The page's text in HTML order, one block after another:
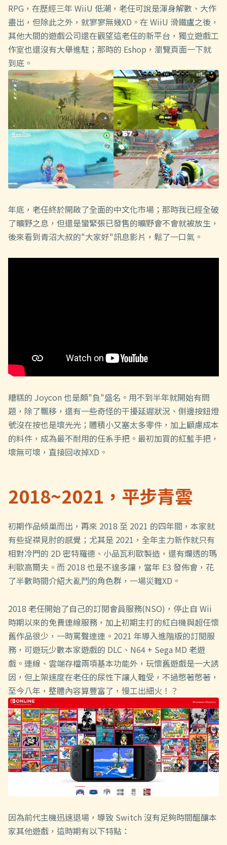
RPG，在歷經三年 WiiU 低潮，老任可說是渾身解數、大作
盡出，但除此之外，就寥寥無幾XD。在 WiiU 滑鐵盧之後，
其他大間的遊戲公司還在觀望這老任的新平台，獨立遊戲工
作室也還沒有大舉進駐；那時的 Eshop，瀏覽頁面一下就
到底。
年底，老任終於開啟了全面的中文化市場；那時我已經全破
了曠野之息，但還是蠻緊張已發售的曠野會不會就被放生，
後來看到青沼大叔的"大家好"訊息影片，鬆了一口氣。
糟糕的 Joycon 也是頗"負"盛名。用不到半年就開始有問
題，除了飄移，還有一些奇怪的干擾延遲狀況、側邊按鈕燈
號沒在按也是壞光光；體積小又塞太多零件，加上顧慮成本
的料件，成為最不耐用的任系手把。最初加買的紅藍手把，
壞無可壞，直接回收掉XD。
2018~2021，平步青雲
初期作品傾巢而出，再來 2018 至 2021 的四年間，本家就
有些捉襟見肘的感覺；尤其是 2021，全年主力新作就只有
相對冷門的 2D 密特羅德、小品瓦利歐製造，還有爛透的瑪
利歐高爾夫。而 2018 也是不遑多讓，當年 E3 發佈會，花
了半數時間介紹大亂鬥的角色群，一場災難XD。
2018 老任開始了自己的訂閱會員服務(NSO)，停止自 Wii
時期以來的免費連線服務，加上初期主打的紅白機與超任懷
舊作品很少，一時罵聲連連。2021 年導入進階版的訂閱服
務，可遊玩少數本家遊戲的 DLC、N64 + Sega MD 老遊
戲。連線、雲端存檔兩項基本功能外，玩懷舊遊戲是一大誘
因，但上架速度在老任的尿性下讓人難受，不過憋著憋著，
至今八年，整體內容算豐富了，慢工出細火！？
因為前代主機迅速退場，導致 Switch 沒有足夠時間醞釀本
家其他遊戲，這時期有以下特點：